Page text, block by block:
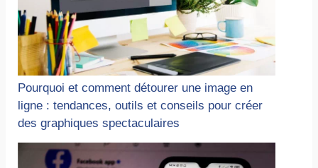
Pourquoi et comment détourer une image en
ligne : tendances, outils et conseils pour créer
des graphiques spectaculaires